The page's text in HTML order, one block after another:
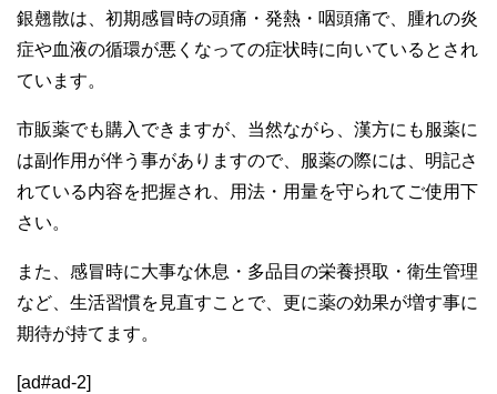
銀翹散は、初期感冒時の頭痛・発熱・咽頭痛で、腫れの炎
症や血液の循環が悪くなっての症状時に向いているとされ
ています。
市販薬でも購入できますが、当然ながら、漢方にも服薬に
は副作用が伴う事がありますので、服薬の際には、明記さ
れている内容を把握され、用法・用量を守られてご使用下
さい。
また、感冒時に大事な休息・多品目の栄養摂取・衛生管理
など、生活習慣を見直すことで、更に薬の効果が増す事に
期待が持てます。
[ad#ad-2]